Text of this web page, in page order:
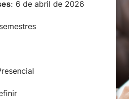
: 6 de abril de 2026